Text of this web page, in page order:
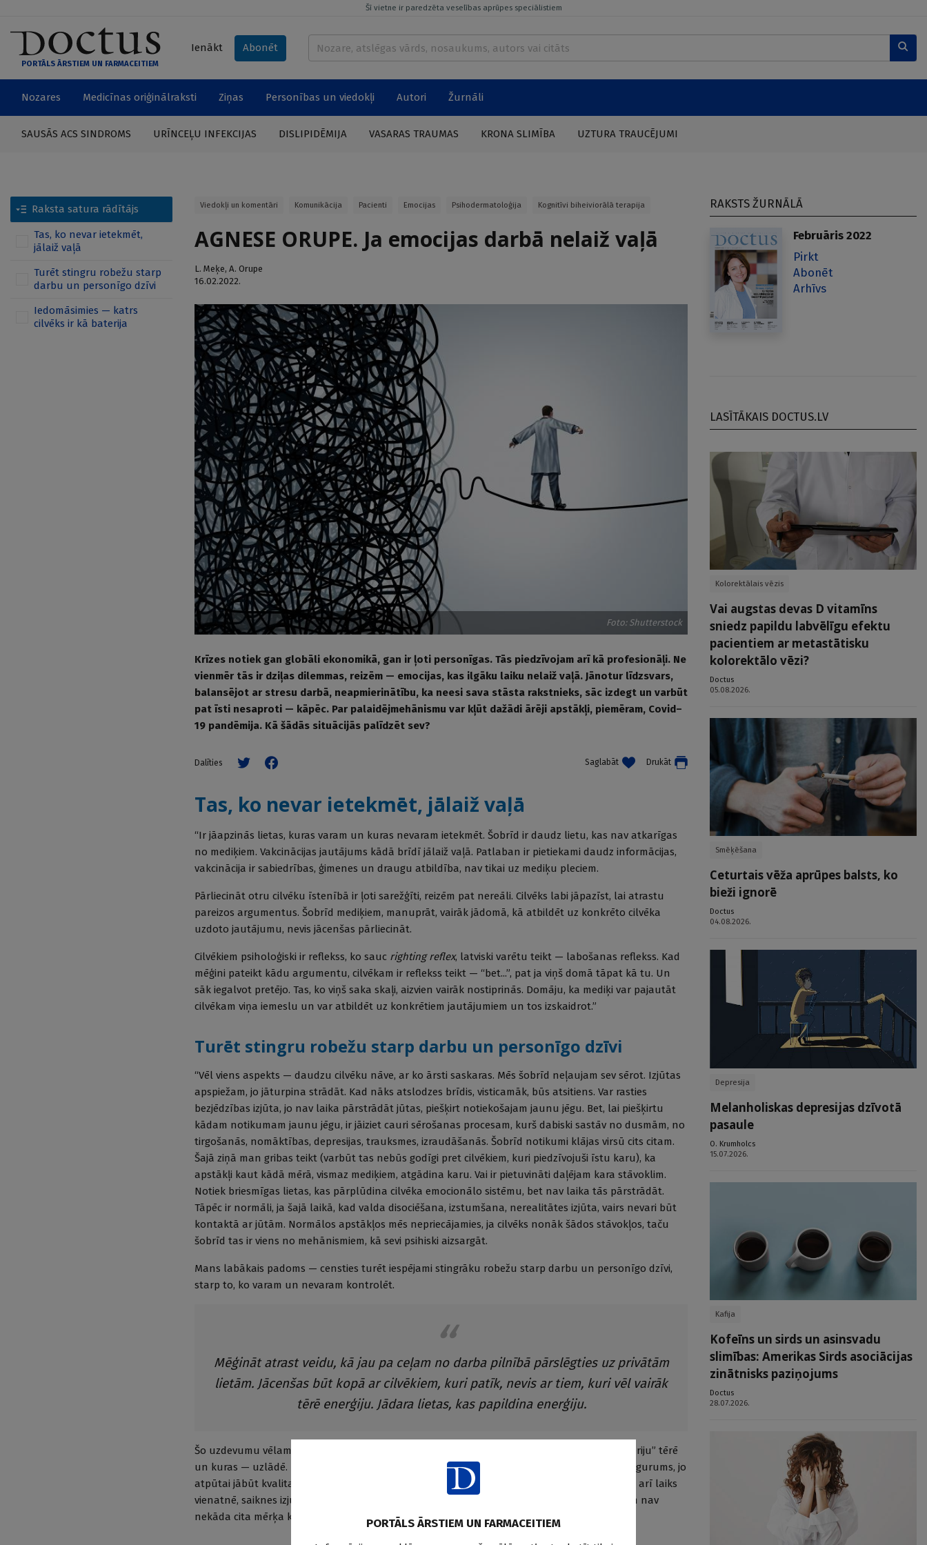
Šī vietne ir paredzēta veselības aprūpes speciālistiem
PORTĀLS ĀRSTIEM UN FARMACEITIEM
Ienākt Abonēt
Nozares Medicīnas oriģinālraksti Ziņas Personības un viedokļi Autori Žurnāli
SAUSĀS ACS SINDROMS URĪNCEĻU INFEKCIJAS DISLIPIDĒMIJA VASARAS TRAUMAS KRONA SLIMĪBA UZTURA TRAUCĒJUMI
Raksta satura rādītājs
Tas, ko nevar ietekmēt,
jālaiž vaļā
Turēt stingru robežu starp
darbu un personīgo dzīvi
Iedomāsimies — katrs
cilvēks ir kā baterija
Viedokļi un komentāri Komunikācija Pacienti Emocijas Psihodermatoloģija Kognitīvi biheiviorālā terapija
AGNESE ORUPE. Ja emocijas darbā nelaiž vaļā
L. Meķe, A. Orupe
16.02.2022.
Foto: Shutterstock
Krīzes notiek gan globāli ekonomikā, gan ir ļoti personīgas. Tās piedzīvojam arī kā profesionāļi. Ne
vienmēr tās ir dziļas dilemmas, reizēm — emocijas, kas ilgāku laiku nelaiž vaļā. Jānotur līdzsvars,
balansējot ar stresu darbā, neapmierinātību, ka neesi sava stāsta rakstnieks, sāc izdegt un varbūt
pat īsti nesaproti — kāpēc. Par palaidējmehānismu var kļūt dažādi ārēji apstākļi, piemēram, Covid–
19 pandēmija. Kā šādās situācijās palīdzēt sev?
Dalīties Saglabāt Drukāt
Tas, ko nevar ietekmēt, jālaiž vaļā
“Ir jāapzinās lietas, kuras varam un kuras nevaram ietekmēt. Šobrīd ir daudz lietu, kas nav atkarīgas
no mediķiem. Vakcinācijas jautājums kādā brīdī jālaiž vaļā. Patlaban ir pietiekami daudz informācijas,
vakcinācija ir sabiedrības, ģimenes un draugu atbildība, nav tikai uz mediķu pleciem.
Pārliecināt otru cilvēku īstenībā ir ļoti sarežģīti, reizēm pat nereāli. Cilvēks labi jāpazīst, lai atrastu
pareizos argumentus. Šobrīd mediķiem, manuprāt, vairāk jādomā, kā atbildēt uz konkrēto cilvēka
uzdoto jautājumu, nevis jācenšas pārliecināt.
Cilvēkiem psiholoģiski ir reflekss, ko sauc righting reflex, latviski varētu teikt — labošanas reflekss. Kad
mēģini pateikt kādu argumentu, cilvēkam ir reflekss teikt — “bet...”, pat ja viņš domā tāpat kā tu. Un
sāk iegalvot pretējo. Tas, ko viņš saka skaļi, aizvien vairāk nostiprinās. Domāju, ka mediķi var pajautāt
cilvēkam viņa iemeslu un var atbildēt uz konkrētiem jautājumiem un tos izskaidrot.”
Turēt stingru robežu starp darbu un personīgo dzīvi
“Vēl viens aspekts — daudzu cilvēku nāve, ar ko ārsti saskaras. Mēs šobrīd neļaujam sev sērot. Izjūtas
apspiežam, jo jāturpina strādāt. Kad nāks atslodzes brīdis, visticamāk, būs atsitiens. Var rasties
bezjēdzības izjūta, jo nav laika pārstrādāt jūtas, piešķirt notiekošajam jaunu jēgu. Bet, lai piešķirtu
kādam notikumam jaunu jēgu, ir jāiziet cauri sērošanas procesam, kurš dabiski sastāv no dusmām, no
tirgošanās, nomāktības, depresijas, trauksmes, izraudāšanās. Šobrīd notikumi klājas virsū cits citam.
Šajā ziņā man gribas teikt (varbūt tas nebūs godīgi pret cilvēkiem, kuri piedzīvojuši īstu karu), ka
apstākļi kaut kādā mērā, vismaz mediķiem, atgādina karu. Vai ir pietuvināti daļējam kara stāvoklim.
Notiek briesmīgas lietas, kas pārplūdina cilvēka emocionālo sistēmu, bet nav laika tās pārstrādāt.
Tāpēc ir normāli, ja šajā laikā, kad valda disociēšana, izstumšana, nerealitātes izjūta, vairs nevari būt
kontaktā ar jūtām. Normālos apstākļos mēs nepriecājamies, ja cilvēks nonāk šādos stāvokļos, taču
šobrīd tas ir viens no mehānismiem, kā sevi psihiski aizsargāt.
Mans labākais padoms — censties turēt iespējami stingrāku robežu starp darbu un personīgo dzīvi,
starp to, ko varam un nevaram kontrolēt.
Mēģināt atrast veidu, kā jau pa ceļam no darba pilnībā pārslēgties uz privātām
lietām. Jācenšas būt kopā ar cilvēkiem, kuri patīk, nevis ar tiem, kuri vēl vairāk
tērē enerģiju. Jādara lietas, kas papildina enerģiju.
Šo uzdevumu vēlams veikt rakstiski — uzrakstīt divus sarakstus ar lietām, kuras manu “bateriju” tērē
un kuras — uzlādē. Pret šo situāciju jāattiecas kā pret maratonu, nevis sprintu. Jo lielāks nogurums, jo
atpūtai jābūt kvalitatīvākai. Kvalitatīvas atpūtas jēdzienā ietilpst miegs, uzturs, kustības, kā arī laiks
vienatnē, saiknes izjušana ar līdzīgi domājošiem cilvēkiem un rotaļāšanās — aktivitātes, kam nav
nekāda cita mērķa kā vien izpriecāšanās.”
RAKSTS ŽURNĀLĀ
Februāris 2022
Pirkt
Abonēt
Arhīvs
LASĪTĀKAIS DOCTUS.LV
Kolorektālais vēzis
Vai augstas devas D vitamīns
sniedz papildu labvēlīgu efektu
pacientiem ar metastātisku
kolorektālo vēzi?
Doctus
05.08.2026.
Smēķēšana
Ceturtais vēža aprūpes balsts, ko
bieži ignorē
Doctus
04.08.2026.
Depresija
Melanholiskas depresijas dzīvotā
pasaule
O. Krumholcs
15.07.2026.
Kafija
Kofeīns un sirds un asinsvadu
slimības: Amerikas Sirds asociācijas
zinātnisks paziņojums
Doctus
28.07.2026.
PORTĀLS ĀRSTIEM UN FARMACEITIEM